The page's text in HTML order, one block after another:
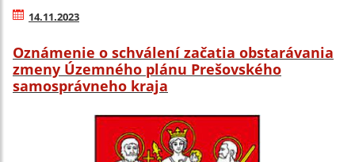
14.11.2023
Oznámenie o schválení začatia obstarávania
zmeny Územného plánu Prešovského
samosprávneho kraja